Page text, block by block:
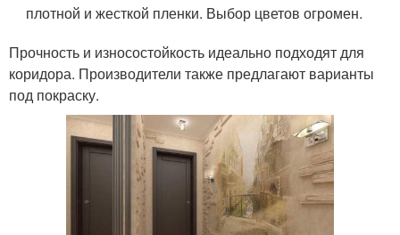
плотной и жесткой пленки. Выбор цветов огромен.
Прочность и износостойкость идеально подходят для
коридора. Производители также предлагают варианты
под покраску.